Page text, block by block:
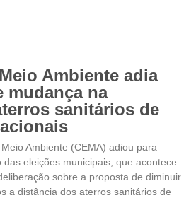
Ambiente adia
mudança na
sanitários de
Ambiente (CEMA) adiou para
eleições municipais, que acontece
sobre a proposta de diminuir
a distância dos aterros sanitários de